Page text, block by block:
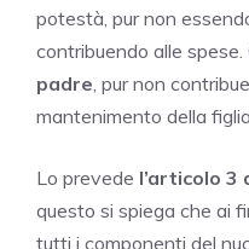
potestà, pur non
contribuendo alle
padre, pur non
mantenimento della
Lo prevede l’articolo 3
questo si spiega che ai
tutti i componenti del